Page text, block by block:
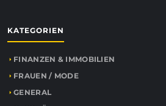
KATEGORIEN
FINANZEN & IMMOBILIEN
FRAUEN / MODE
GENERAL